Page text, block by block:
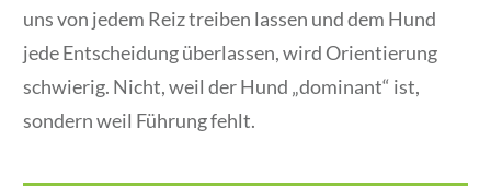
uns von jedem Reiz treiben lassen und dem Hund
jede Entscheidung überlassen, wird Orientierung
schwierig. Nicht, weil der Hund „dominant“ ist,
sondern weil Führung fehlt.